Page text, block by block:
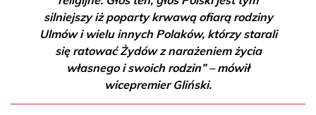
silniejszy iż poparty krwawą ofiarą rodziny
Ulmów i wielu innych Polaków, którzy starali
się ratować Żydów z narażeniem życia
własnego i swoich rodzin” – mówił
wicepremier Gliński.